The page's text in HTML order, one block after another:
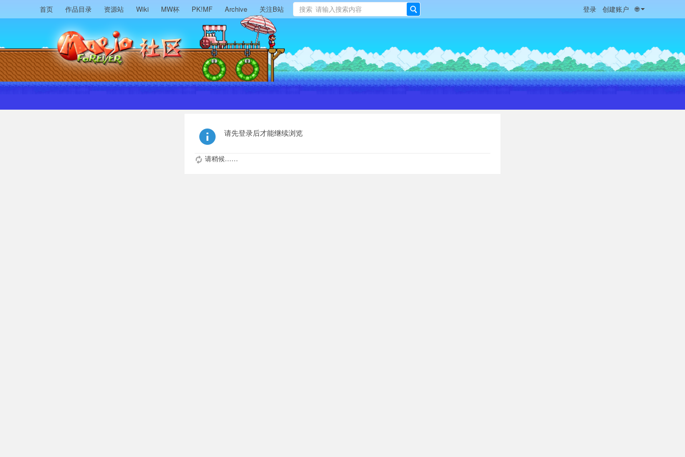
首页 作品目录 资源站 Wiki MW杯 PK!MF Archive 关注B站 搜索
索
登录 创建账户 🌐
请先登录后才能继续浏览
请稍候……